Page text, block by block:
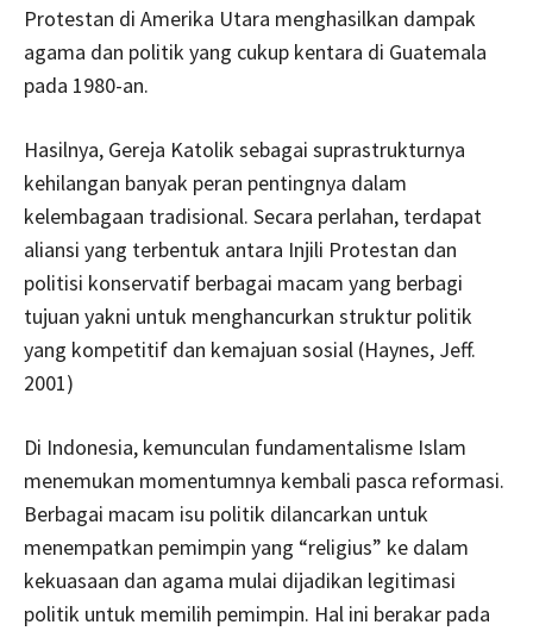
Protestan di Amerika Utara menghasilkan dampak
agama dan politik yang cukup kentara di Guatemala
pada 1980-an.
Hasilnya, Gereja Katolik sebagai suprastrukturnya
kehilangan banyak peran pentingnya dalam
kelembagaan tradisional. Secara perlahan, terdapat
aliansi yang terbentuk antara Injili Protestan dan
politisi konservatif berbagai macam yang berbagi
tujuan yakni untuk menghancurkan struktur politik
yang kompetitif dan kemajuan sosial (Haynes, Jeff.
2001)
Di Indonesia, kemunculan fundamentalisme Islam
menemukan momentumnya kembali pasca reformasi.
Berbagai macam isu politik dilancarkan untuk
menempatkan pemimpin yang “religius” ke dalam
kekuasaan dan agama mulai dijadikan legitimasi
politik untuk memilih pemimpin. Hal ini berakar pada